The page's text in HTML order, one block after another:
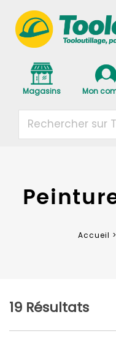
Magasins Mon
Accueil >
19 Résultats